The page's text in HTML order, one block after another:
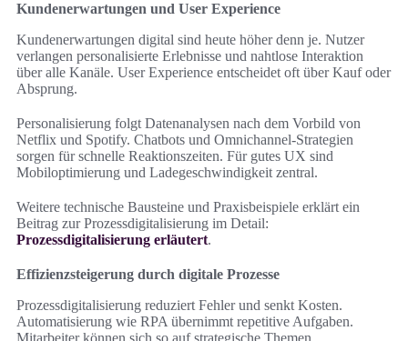
Kundenerwartungen und User Experience
Kundenerwartungen digital sind heute höher denn je. Nutzer
verlangen personalisierte Erlebnisse und nahtlose Interaktion
über alle Kanäle. User Experience entscheidet oft über Kauf oder
Absprung.
Personalisierung folgt Datenanalysen nach dem Vorbild von
Netflix und Spotify. Chatbots und Omnichannel-Strategien
sorgen für schnelle Reaktionszeiten. Für gutes UX sind
Mobiloptimierung und Ladegeschwindigkeit zentral.
Weitere technische Bausteine und Praxisbeispiele erklärt ein
Beitrag zur Prozessdigitalisierung im Detail:
Prozessdigitalisierung erläutert.
Effizienzsteigerung durch digitale Prozesse
Prozessdigitalisierung reduziert Fehler und senkt Kosten.
Automatisierung wie RPA übernimmt repetitive Aufgaben.